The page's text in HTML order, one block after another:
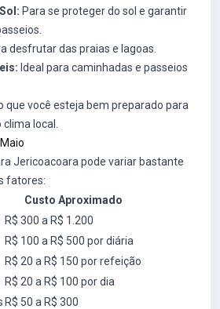
Para se proteger do sol e garantir
desfrutar das praias e lagoas.
Ideal para caminhadas e passeios
que você esteja bem preparado para
local.
Jericoacoara pode variar bastante
fatores:
Custo Aproximado
R$ 300 a R$ 1.200
R$ 100 a R$ 500 por diária
R$ 20 a R$ 150 por refeição
R$ 20 a R$ 100 por dia
R$ 50 a R$ 300